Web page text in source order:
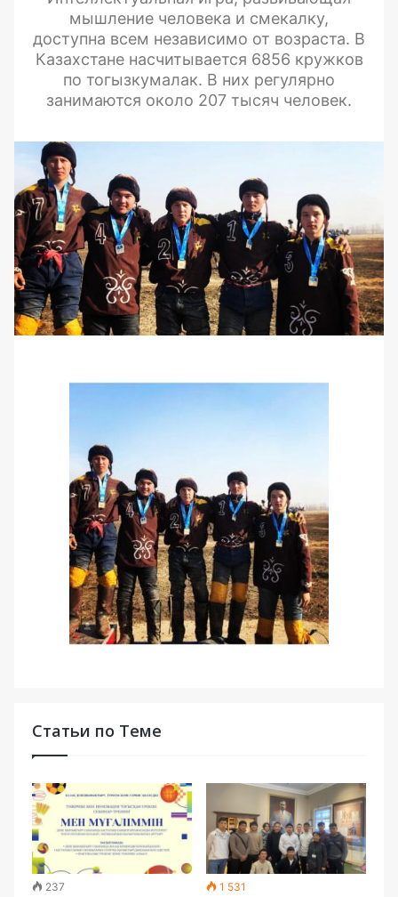
мышление человека и смекалку,
доступна всем независимо от возраста. В
Казахстане насчитывается 6856 кружков
по тогызкумалак. В них регулярно
занимаются около 207 тысяч человек.
Статьи по Теме
237 1 531